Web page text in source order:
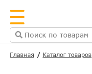
Главная Каталог товаров